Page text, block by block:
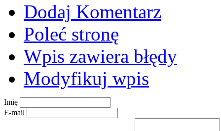
Dodaj Komentarz
Poleć stronę
Wpis zawiera błędy
Modyfikuj wpis
Imię
E-mail